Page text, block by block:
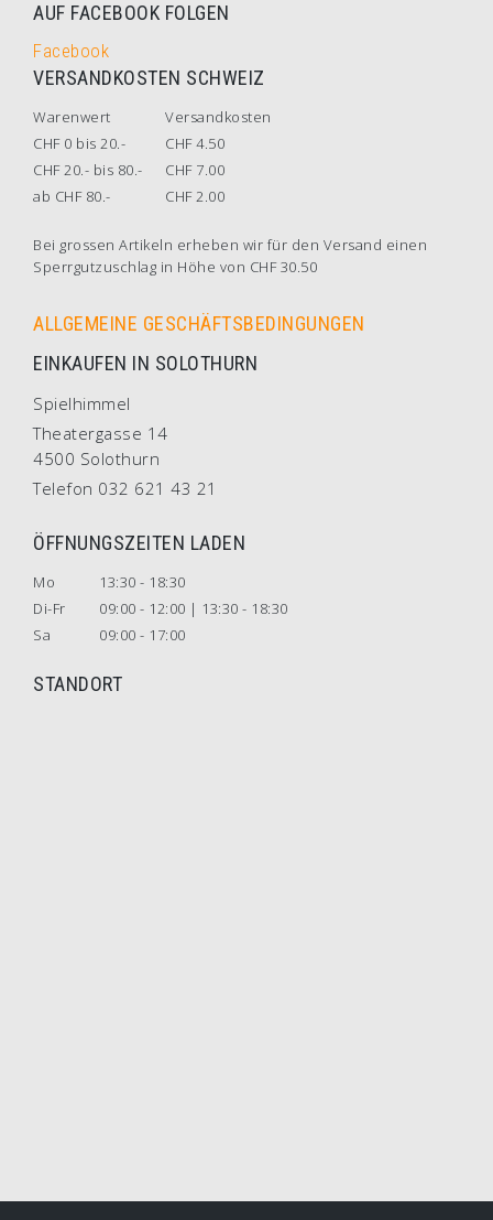
AUF FACEBOOK FOLGEN
Facebook
VERSANDKOSTEN SCHWEIZ
Warenwert
Versandkosten
CHF 0 bis 20.-
CHF 4.50
CHF 20.- bis 80.-
CHF 7.00
ab CHF 80.-
CHF 2.00
Bei grossen Artikeln erheben wir für den Versand einen
Sperrgutzuschlag in Höhe von CHF 30.50
ALLGEMEINE GESCHÄFTSBEDINGUNGEN
EINKAUFEN IN SOLOTHURN
Spielhimmel
Theatergasse 14
4500 Solothurn
Telefon 032 621 43 21
ÖFFNUNGSZEITEN LADEN
Mo
13:30 - 18:30
Di-Fr
09:00 - 12:00 | 13:30 - 18:30
Sa
09:00 - 17:00
STANDORT